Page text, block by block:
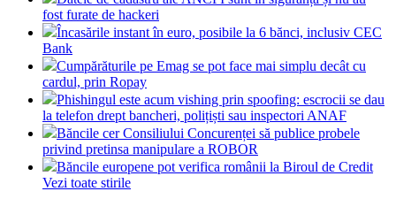
fost furate de hackeri
Încasările instant în euro, posibile la 6 bănci, inclusiv CEC
Bank
Cumpărăturile pe Emag se pot face mai simplu decât cu
cardul, prin Ropay
Phishingul este acum vishing prin spoofing: escrocii se dau
la telefon drept bancheri, polițiști sau inspectori ANAF
Băncile cer Consiliului Concurenței să publice probele
privind pretinsa manipulare a ROBOR
Băncile europene pot verifica românii la Biroul de Credit
Vezi toate stirile